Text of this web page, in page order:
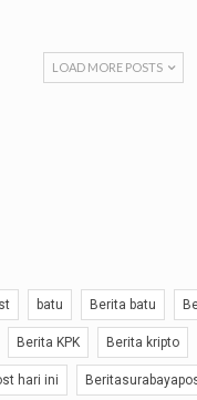
LOAD MORE POSTS
batu Berita batu
Berita KPK Berita kripto
hari ini